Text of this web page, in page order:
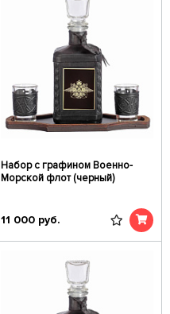
Набор с графином Военно-
Морской флот (черный)
11 000 руб.